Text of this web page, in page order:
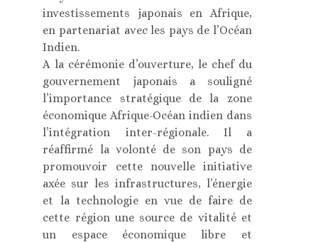
investissements japonais en Afrique,
en partenariat avec les pays de l’Océan
Indien.
A la cérémonie d’ouverture, le chef du
gouvernement japonais a souligné
l’importance stratégique de la zone
économique Afrique-Océan indien dans
l’intégration inter-régionale. Il a
réaffirmé la volonté de son pays de
promouvoir cette nouvelle initiative
axée sur les infrastructures, l’énergie
et la technologie en vue de faire de
cette région une source de vitalité et
un espace économique libre et